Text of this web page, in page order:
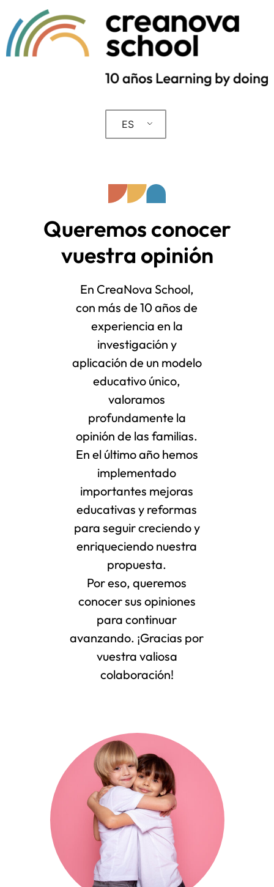
ES
Queremos conocer
vuestra opinión
En CreaNova School,
con más de 10 años de
experiencia en la
investigación y
aplicación de un modelo
educativo único,
valoramos
profundamente la
opinión de las familias.
En el último año hemos
implementado
importantes mejoras
educativas y reformas
para seguir creciendo y
enriqueciendo nuestra
propuesta.
Por eso, queremos
conocer sus opiniones
para continuar
avanzando. ¡Gracias por
vuestra valiosa
colaboración!